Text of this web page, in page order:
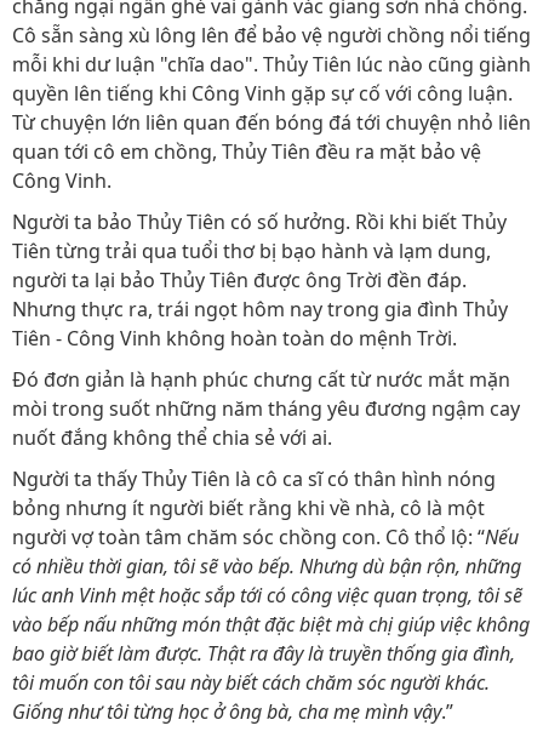
chẳng ngại ngần ghé vai gánh vác giang sơn nhà chồng.
Cô sẵn sàng xù lông lên để bảo vệ người chồng nổi tiếng
mỗi khi dư luận "chĩa dao". Thủy Tiên lúc nào cũng giành
quyền lên tiếng khi Công Vinh gặp sự cố với công luận.
Từ chuyện lớn liên quan đến bóng đá tới chuyện nhỏ liên
quan tới cô em chồng, Thủy Tiên đều ra mặt bảo vệ
Công Vinh.
Người ta bảo Thủy Tiên có số hưởng. Rồi khi biết Thủy
Tiên từng trải qua tuổi thơ bị bạo hành và lạm dung,
người ta lại bảo Thủy Tiên được ông Trời đền đáp.
Nhưng thực ra, trái ngọt hôm nay trong gia đình Thủy
Tiên - Công Vinh không hoàn toàn do mệnh Trời.
Đó đơn giản là hạnh phúc chưng cất từ nước mắt mặn
mòi trong suốt những năm tháng yêu đương ngậm cay
nuốt đắng không thể chia sẻ với ai.
Người ta thấy Thủy Tiên là cô ca sĩ có thân hình nóng
bỏng nhưng ít người biết rằng khi về nhà, cô là một
người vợ toàn tâm chăm sóc chồng con. Cô thổ lộ: “Nếu
có nhiều thời gian, tôi sẽ vào bếp. Nhưng dù bận rộn, những
lúc anh Vinh mệt hoặc sắp tới có công việc quan trọng, tôi sẽ
vào bếp nấu những món thật đặc biệt mà chị giúp việc không
bao giờ biết làm được. Thật ra đây là truyền thống gia đình,
tôi muốn con tôi sau này biết cách chăm sóc người khác.
Giống như tôi từng học ở ông bà, cha mẹ mình vậy.”